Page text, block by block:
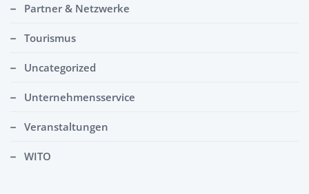
Partner & Netzwerke
Tourismus
Uncategorized
Unternehmensservice
Veranstaltungen
WITO